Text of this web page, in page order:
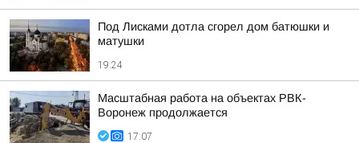
Под Лисками дотла сгорел дом батюшки и
матушки
19:24
Масштабная работа на объектах РВК-
Воронеж продолжается
17:07